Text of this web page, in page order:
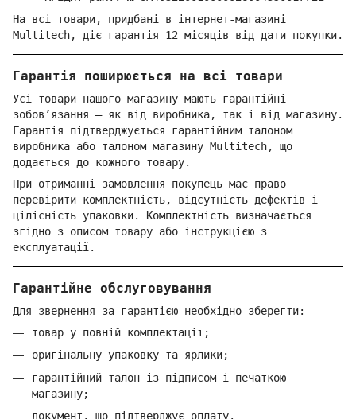
На всі товари, придбані в інтернет-магазині
Multitech, діє гарантія 12 місяців від дати покупки.
Гарантія поширюється на всі товари
Усі товари нашого магазину мають гарантійні
зобов’язання — як від виробника, так і від магазину.
Гарантія підтверджується гарантійним талоном
виробника або талоном магазину Multitech, що
додається до кожного товару.
При отриманні замовлення покупець має право
перевірити комплектність, відсутність дефектів і
цілісність упаковки. Комплектність визначається
згідно з описом товару або інструкцією з
експлуатації.
Гарантійне обслуговування
Для звернення за гарантією необхідно зберегти:
товар у повній комплектації;
оригінальну упаковку та ярлики;
гарантійний талон із підписом і печаткою
магазину;
документ, що підтверджує оплату.